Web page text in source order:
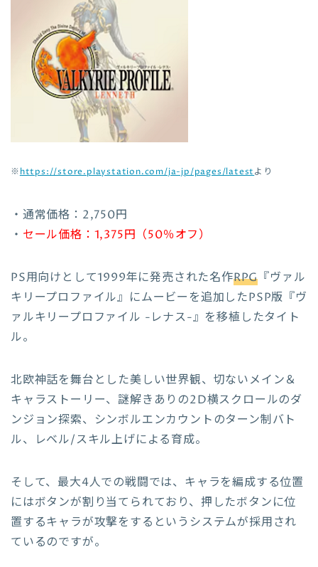
※https://store.playstation.com/ja-jp/pages/latestより
・通常価格：2,750円
・ セール価格：1,375円（50％オフ）
PS用向けとして1999年に発売された名作RPG 『ヴァル
キリープロファイル』にムービーを追加したPSP版『ヴ
ァルキリープロファイル -レナス-』を移植したタイト
ル。
北欧神話を舞台とした美しい世界観、切ないメイン＆
キャラストーリー、謎解きありの2D横スクロールのダ
ンジョン探索、シンボルエンカウントのターン制バト
ル、レベル/スキル上げによる育成。
そして、最大4人での戦闘では、キャラを編成する位置
にはボタンが割り当てられており、押したボタンに位
置するキャラが攻撃をするというシステムが採用され
ているのですが。